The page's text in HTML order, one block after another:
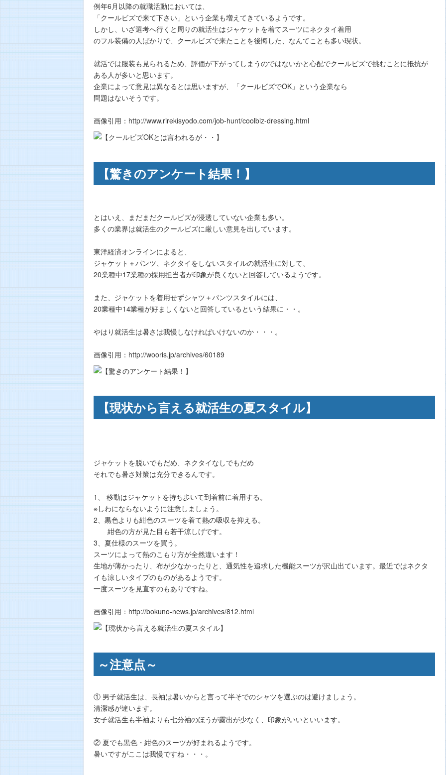
例年6月以降の就職活動においては、
「クールビズで来て下さい」という企業も増えてきているようです。
しかし、いざ選考へ行くと周りの就活生はジャケットを着てスーツにネクタイ着用
のフル装備の人ばかりで、クールビズで来たことを後悔した、なんてことも多い現状。
就活では服装も見られるため、評価が下がってしまうのではないかと心配でクールビズで挑むことに抵抗が
ある人が多いと思います。
企業によって意見は異なるとは思いますが、「クールビズでOK」という企業なら
問題はないそうです。
画像引用：http://www.rirekisyodo.com/job-hunt/coolbiz-dressing.html
【驚きのアンケート結果！】
とはいえ、まだまだクールビズが浸透していない企業も多い。
多くの業界は就活生のクールビズに厳しい意見を出しています。
東洋経済オンラインによると、
ジャケット＋パンツ、ネクタイをしないスタイルの就活生に対して、
20業種中17業種の採用担当者が印象が良くないと回答しているようです。
また、ジャケットを着用せずシャツ＋パンツスタイルには、
20業種中14業種が好ましくないと回答しているという結果に・・。
やはり就活生は暑さは我慢しなければいけないのか・・・。
画像引用：http://wooris.jp/archives/60189
【現状から言える就活生の夏スタイル】
ジャケットを脱いでもだめ、ネクタイなしでもだめ
それでも暑さ対策は充分できるんです。
1、 移動はジャケットを持ち歩いて到着前に着用する。
※しわにならないように注意しましょう。
2、黒色よりも紺色のスーツを着て熱の吸収を抑える。
紺色の方が見た目も若干涼しげです。
3、夏仕様のスーツを買う。
スーツによって熱のこもり方が全然違います！
生地が薄かったり、布が少なかったりと、通気性を追求した機能スーツが沢山出ています。最近ではネクタ
イも涼しいタイプのものがあるようです。
一度スーツを見直すのもありですね。
画像引用：http://bokuno-news.jp/archives/812.html
～注意点～
① 男子就活生は、長袖は暑いからと言って半そでのシャツを選ぶのは避けましょう。
清潔感が違います。
女子就活生も半袖よりも七分袖のほうが露出が少なく、印象がいいといいます。
② 夏でも黒色・紺色のスーツが好まれるようです。
暑いですがここは我慢ですね・・・。